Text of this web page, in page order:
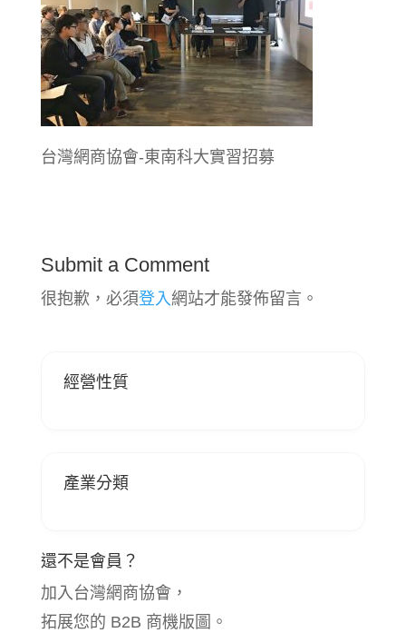
台灣網商協會-東南科大實習招募
Submit a Comment
很抱歉，必須登入 網站才能發佈留言。
經營性質
產業分類
還不是會員？
加入台灣網商協會，
拓展您的 B2B 商機版圖。